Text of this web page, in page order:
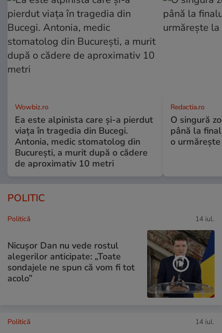
Wowbiz.ro
Ea este alpinista care și-a pierdut
viața în tragedia din Bucegi.
Antonia, medic stomatolog din
București, a murit după o cădere
de aproximativ 10 metri
Redactia.ro
O singură
până la
o
POLITIC
Politică 14 iul.
Nicușor Dan nu vede rostul
alegerilor anticipate: „Toate
sondajele ne spun că vom fi tot
acolo”
Politică 14 iul.